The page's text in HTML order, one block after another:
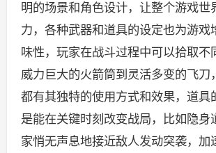
明的场景和角色设计，让整个游戏世
力，各种武器和道具的设定也为游戏
味性，玩家在战斗过程中可以拾取不
威力巨大的火箭筒到灵活多变的飞刀
都有其独特的使用方式和效果，道具
是能在关键时刻改变战局，比如隐身
家悄无声息地接近敌人发动突袭，加